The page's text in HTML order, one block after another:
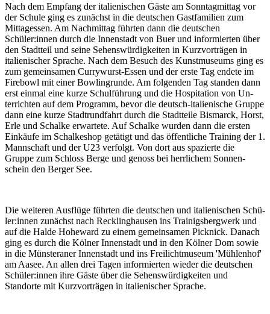
Nach dem Empfang der italienischen Gäste am Sonntagmittag vor
der Schu­le ging es zunächst in die deutschen Gastfamilien zum
Mittagessen. Am Nachmittag führten dann die deutschen
Schüler:innen durch die Innenstadt von Buer und in­formierten über
den Stadtteil und seine Sehenswürdigkeiten in Kurzvorträgen in
italienischer Sprache. Nach dem Besuch des Kunstmu­seums ging es
zum gemeinsamen Currywurst-Essen und der erste Tag endete im
Firebowl mit einer Bowlingrunde. Am folgenden Tag standen dann
erst einmal eine kurze Schulführung und die Hospitation von Un­
terrichten auf dem Programm, bevor die deutsch-italienische Gruppe
dann eine kurze Stadtrundfahrt durch die Stadtteile Bismarck, Horst,
Erle und Schalke erwartete. Auf Schalke wurden dann die ers­ten
Einkäufe im Schalkeshop getätigt und das öffentliche Training der 1.
Mannschaft und der U23 verfolgt. Von dort aus spazierte die
Gruppe zum Schloss Berge und genoss bei herrlichem Sonnen­
schein den Berger See.
Die weiteren Ausflüge führten die deutschen und italieni­schen Schü­
ler:innen zunächst nach Recklinghausen ins Trainigsbergwerk und
auf die Halde Hoheward zu einem gemeinsamen Picknick. Da­nach
ging es durch die Kölner Innenstadt und in den Kölner Dom sowie
in die Münsteraner Innenstadt und ins Freilichtmuseum 'Mühlenhof'
am Aasee. An allen drei Tagen informierten wieder die deutschen
Schüler:innen ihre Gäste über die Sehenswürdigkeiten und
Standorte mit Kurzvorträgen in italienischer Sprache.